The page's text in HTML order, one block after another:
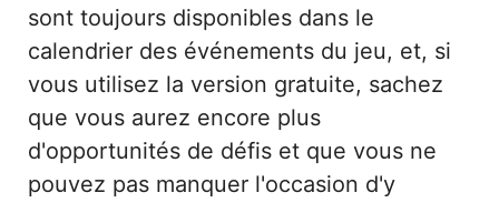
sont toujours disponibles dans le
calendrier des événements du jeu, et, si
vous utilisez la version gratuite, sachez
que vous aurez encore plus
d'opportunités de défis et que vous ne
pouvez pas manquer l'occasion d'y